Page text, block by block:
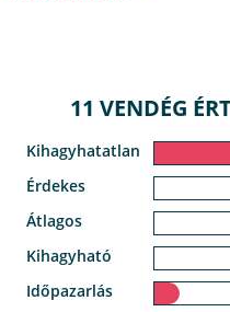
11 VENDÉG
Kihagyhatatlan
Érdekes
Átlagos
Kihagyható
Időpazarlás